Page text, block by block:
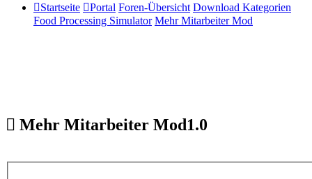
Startseite Portal Foren-Übersicht Download Kategorien
Food Processing Simulator Mehr Mitarbeiter Mod
Mehr Mitarbeiter Mod1.0